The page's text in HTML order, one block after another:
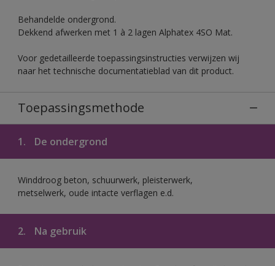
Behandelde ondergrond.
Dekkend afwerken met 1 à 2 lagen Alphatex 4SO Mat.
Voor gedetailleerde toepassingsinstructies verwijzen wij
naar het technische documentatieblad van dit product.
Toepassingsmethode
1. De ondergrond
Winddroog beton, schuurwerk, pleisterwerk,
metselwerk, oude intacte verflagen e.d.
2. Na gebruik